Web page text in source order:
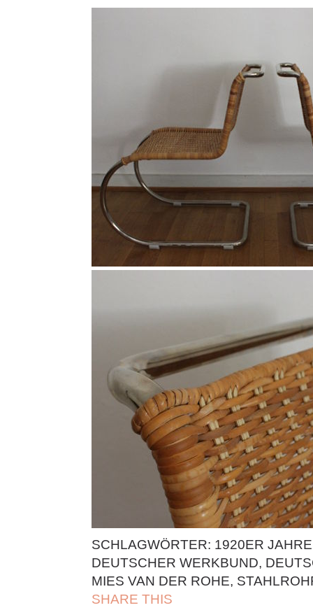
SCHLAGWÖRTER: 1920ER JAHRE
DEUTSCHER WERKBUND,
MIES VAN DER ROHE,
SHARE THIS